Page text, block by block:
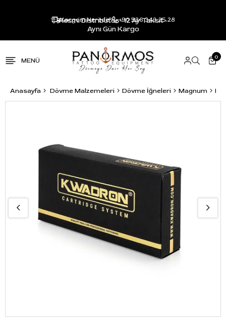
Resmi Distribütör - 12 Ay Taksit -
Aynı Gün Kargo
Kargom Nerede? +90 536 343 25 28
0
Anasayfa Dövme Malzemeleri Dövme İğneleri Magnum